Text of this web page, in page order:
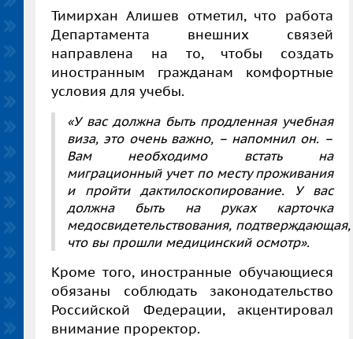
Тимирхан Алишев отметил, что работа
Департамента внешних связей
направлена на то, чтобы создать
иностранным гражданам комфортные
условия для учебы.
«У вас должна быть продленная учебная
виза, это очень важно, – напомнил он. –
Вам необходимо встать на
миграционный учет по месту проживания
и пройти дактилоскопирование. У вас
должна быть на руках карточка
медосвидетельствования, подтверждающая,
что вы прошли медицинский осмотр».
Кроме того, иностранные обучающиеся
обязаны соблюдать законодательство
Российской Федерации, акцентировал
внимание проректор.